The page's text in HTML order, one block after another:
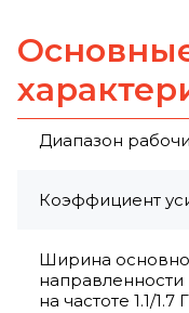
Диапазон
Коэффициент
Ширина
направленности
на частоте 1.1/1.7